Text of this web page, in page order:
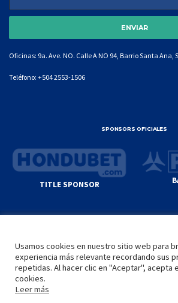
Oficinas: 9a. Ave. NO. Calle A NO 94, Barrio Santa
Teléfono: +504 2553-1506
SPONSORS OFICIALES
TITLE SPONSOR
YOUTUBE
PRIVACY POLICY
INICIO
Usamos cookies en nuestro sitio web para
experiencia más relevante recordando sus
repetidas. Al hacer clic en "Aceptar", acepta
cookies.
Leer más